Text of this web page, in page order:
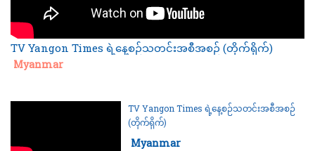
TV Yangon Times ရဲ့နေ့စဉ်သတင်းအစီအစဉ် (တိုက်ရိုက်)
Category:
Myanmar
TV Yangon Times ရဲ့နေ့စဉ်သတင်းအစီအစဉ်
(တိုက်ရိုက်)
Category:
Myanmar